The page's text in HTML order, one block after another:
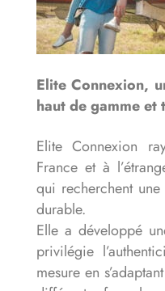
Elite Connexion,
haut de gamme et
Elite Connexion
France et à
qui recherchent
durable.
Elle a développé
privilégie
mesure en